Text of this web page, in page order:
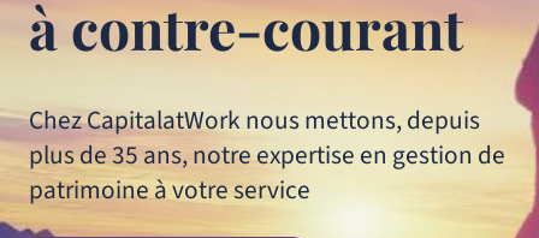
à contre-courant
Chez CapitalatWork nous mettons, depuis
plus de 35 ans, notre expertise en gestion de
patrimoine à votre service